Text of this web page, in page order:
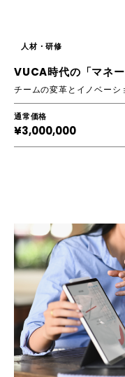
人材・研修
通常価格
¥3,000,000